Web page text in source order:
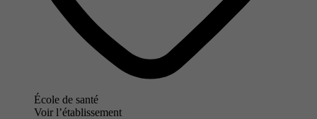
École de santé
Voir l’établissement